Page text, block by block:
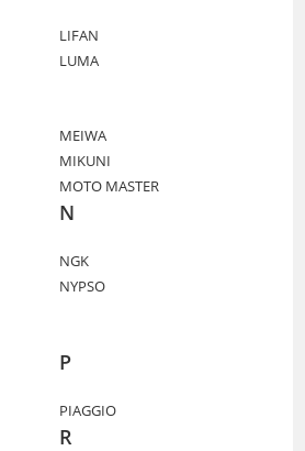
LIFAN
LUMA
MEIWA
MIKUNI
MOTO MASTER
N
NGK
NYPSO
P
PIAGGIO
R